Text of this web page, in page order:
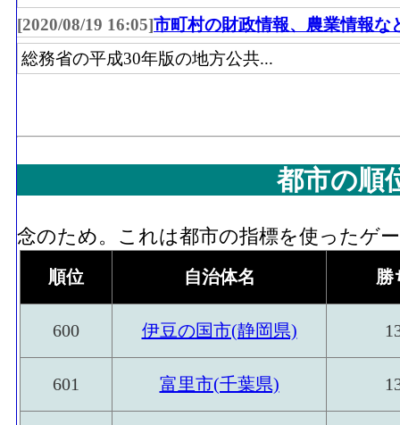
[2020/08/19 16:05]市町村の財政情報、農業情報な
総務省の平成30年版の地方公共...
都市の順
念のため。これは都市の指標を使ったゲ
順位 自治体名 勝
600 伊豆の国市(静岡県)
601 富里市(千葉県)